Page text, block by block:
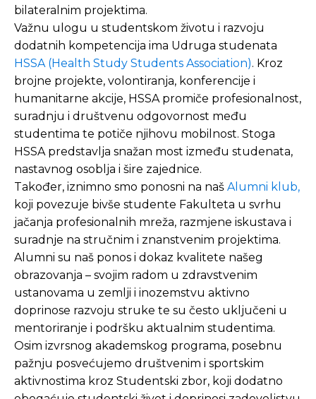
bilateralnim projektima.
Važnu ulogu u studentskom životu i razvoju
dodatnih kompetencija ima Udruga studenata
HSSA (Health Study Students Association). Kroz
brojne projekte, volontiranja, konferencije i
humanitarne akcije, HSSA promiče profesionalnost,
suradnju i društvenu odgovornost među
studentima te potiče njihovu mobilnost. Stoga
HSSA predstavlja snažan most između studenata,
nastavnog osoblja i šire zajednice.
Također, iznimno smo ponosni na naš Alumni klub,
koji povezuje bivše studente Fakulteta u svrhu
jačanja profesionalnih mreža, razmjene iskustava i
suradnje na stručnim i znanstvenim projektima.
Alumni su naš ponos i dokaz kvalitete našeg
obrazovanja – svojim radom u zdravstvenim
ustanovama u zemlji i inozemstvu aktivno
doprinose razvoju struke te su često uključeni u
mentoriranje i podršku aktualnim studentima.
Osim izvrsnog akademskog programa, posebnu
pažnju posvećujemo društvenim i sportskim
aktivnostima kroz Studentski zbor, koji dodatno